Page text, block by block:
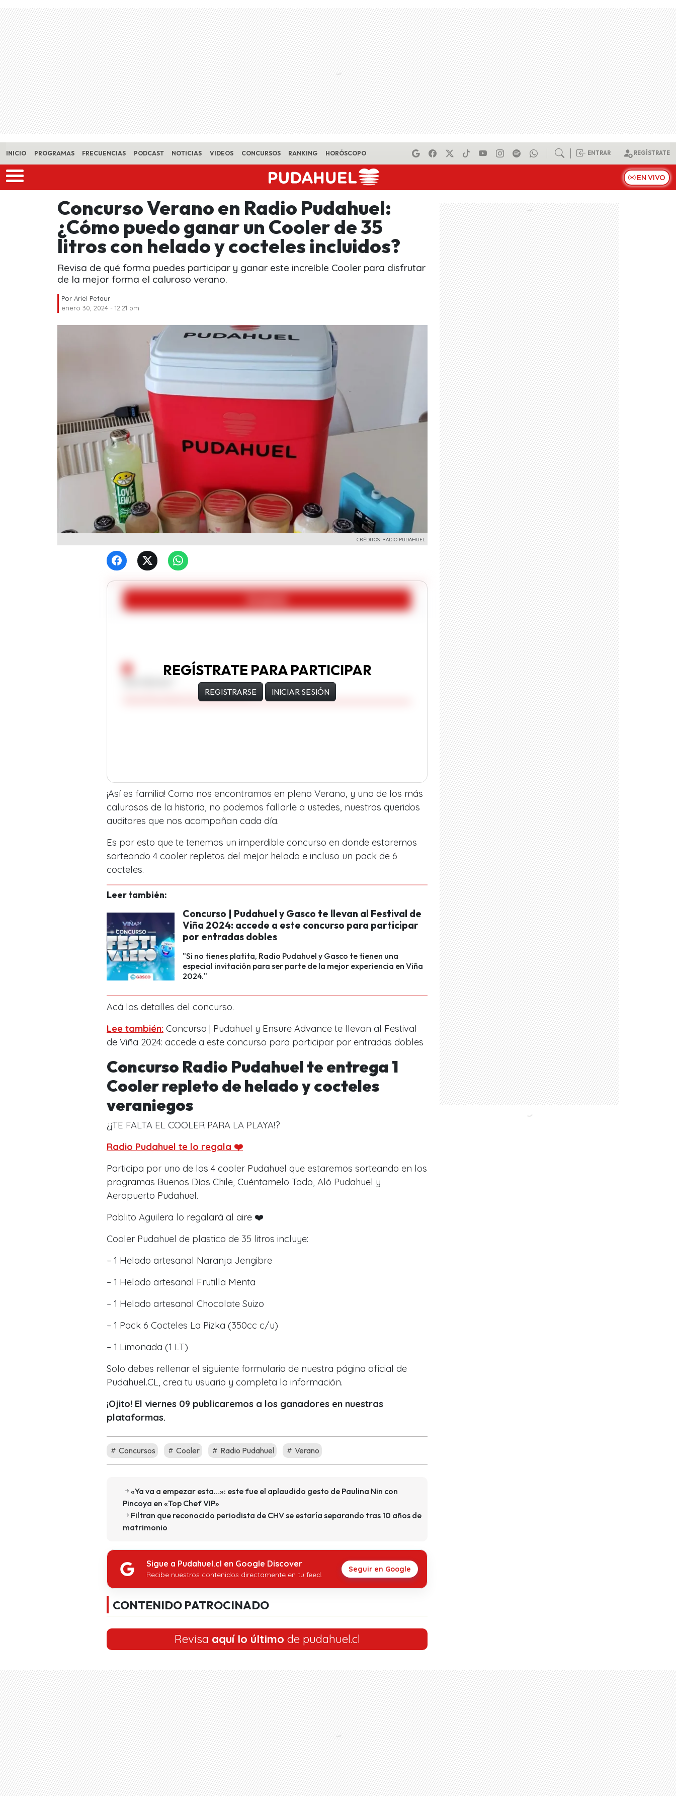
Skip to main content
INICIO PROGRAMAS FRECUENCIAS PODCAST NOTICIAS VIDEOS CONCURSOS RANKING HORÓSCOPO ENTRAR REGÍSTRATE
EN VIVO
Concurso Verano en Radio Pudahuel:
¿Cómo puedo ganar un Cooler de 35
litros con helado y cocteles incluidos?
Revisa de qué forma puedes participar y ganar este increíble Cooler para disfrutar
de la mejor forma el caluroso verano.
Por Ariel Pefaur
enero 30, 2024 - 12:21 pm
CRÉDITOS: RADIO PUDAHUEL
REGÍSTRATE PARA PARTICIPAR
REGISTRARSE INICIAR SESIÓN
¡Así es familia! Como nos encontramos en pleno Verano, y uno de los más
calurosos de la historia, no podemos fallarle a ustedes, nuestros queridos
auditores que nos acompañan cada día.
Es por esto que te tenemos un imperdible concurso en donde estaremos
sorteando 4 cooler repletos del mejor helado e incluso un pack de 6
cocteles.
Leer también:
Concurso | Pudahuel y Gasco te llevan al Festival de
Viña 2024: accede a este concurso para participar
por entradas dobles
"Si no tienes platita, Radio Pudahuel y Gasco te tienen una
especial invitación para ser parte de la mejor experiencia en Viña
2024."
Acá los detalles del concurso.
Lee también: Concurso | Pudahuel y Ensure Advance te llevan al Festival
de Viña 2024: accede a este concurso para participar por entradas dobles
Concurso Radio Pudahuel te entrega 1
Cooler repleto de helado y cocteles
veraniegos
¿¡TE FALTA EL COOLER PARA LA PLAYA!? ️
Radio Pudahuel te lo regala ❤️
Participa por uno de los 4 cooler Pudahuel que estaremos sorteando en los
programas Buenos Días Chile, Cuéntamelo Todo, Aló Pudahuel y
Aeropuerto Pudahuel.
Pablito Aguilera lo regalará al aire ❤️
Cooler Pudahuel de plastico de 35 litros incluye:
– 1 Helado artesanal Naranja Jengibre
– 1 Helado artesanal Frutilla Menta
– 1 Helado artesanal Chocolate Suizo
– 1 Pack 6 Cocteles La Pizka (350cc c/u)
– 1 Limonada (1 LT)
Solo debes rellenar el siguiente formulario de nuestra página oficial de
Pudahuel.CL, crea tu usuario y completa la información.
¡Ojito! El viernes 09 publicaremos a los ganadores en nuestras
plataformas.
Concursos Cooler Radio Pudahuel Verano
«Ya va a empezar esta…»: este fue el aplaudido gesto de Paulina Nin con
Pincoya en «Top Chef VIP»
Filtran que reconocido periodista de CHV se estaría separando tras 10 años de
matrimonio
Sigue a Pudahuel.cl en Google Discover
Recibe nuestros contenidos directamente en tu feed.
Seguir en Google
CONTENIDO PATROCINADO
Revisa aquí lo último de pudahuel.cl